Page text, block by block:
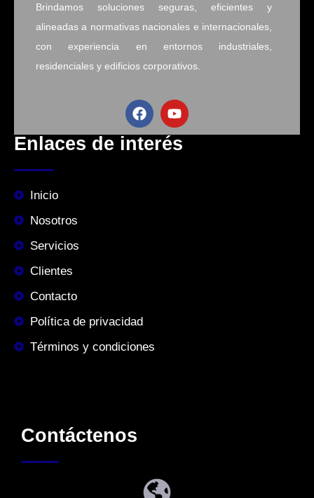
Brindamos soluciones seguras, eficientes y
alineadas a normativas nacionales e internacionales,
con experiencia en entornos industriales,
residenciales y edificios corporativos.
Enlaces de interés
Inicio
Nosotros
Servicios
Clientes
Contacto
Política de privacidad
Términos y condiciones
Contáctenos